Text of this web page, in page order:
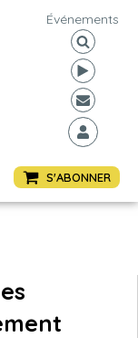
Événements
S'ABONNER